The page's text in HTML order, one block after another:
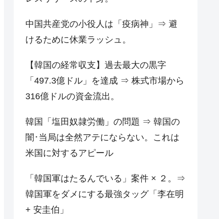
中国共産党の小役人は「疫病神」⇒ 避
けるために休業ラッシュ。
【韓国の経常収支】過去最大の黒字
「497.3億ドル」を達成 ⇒ 株式市場から
316億ドルの資金流出。
韓国「塩田奴隷労働」の問題 ⇒ 韓国の
闇･当局は全然アテにならない。これは
米国に対するアピール
「韓国軍はたるんでいる」案件 × ２。⇒
韓国軍をダメにする最強タッグ「李在明
+ 安圭伯」